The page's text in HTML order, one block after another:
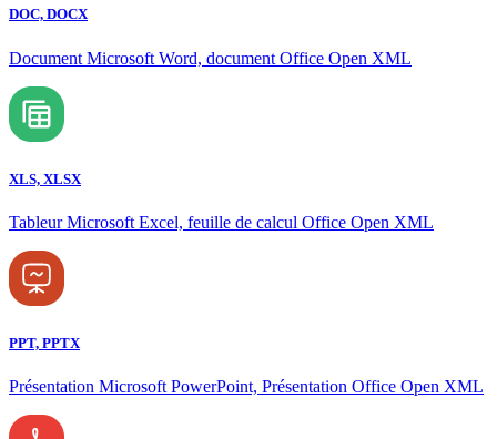
DOC, DOCX
Document Microsoft Word, document Office Open XML
XLS, XLSX
Tableur Microsoft Excel, feuille de calcul Office Open XML
PPT, PPTX
Présentation Microsoft PowerPoint, Présentation Office Open XML